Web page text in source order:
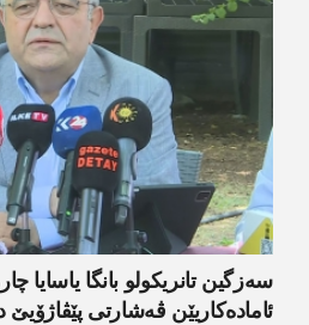
سەزگین تانریکولو بانگا یاسایا
ئامادەکاریێن ڤەشارتی